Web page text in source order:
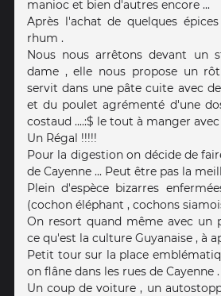
manioc et bien d'autres encore ...
Après l'achat de quelques
rhum .
Nous nous arrêtons devant un
dame , elle nous propose un
servit dans une pâte cuite avec
et du poulet agrémenté d'une
costaud ....:$ le tout à manger
Un Régal !!!!!
Pour la digestion on décide de
de Cayenne ... Peut être pas la
Plein d'espèce bizarres
(cochon éléphant , cochons
On resort quand même avec un
ce qu'est la culture Guyanaise , à
Petit tour sur la place
on flâne dans les rues de Cayenne .
Un coup de voiture , un